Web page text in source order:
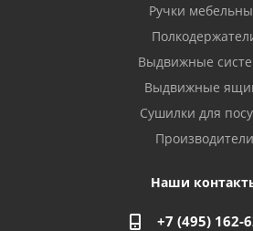
Ручки
Выдвижные
Выдвижные
Сушилки для
Производители
Наши
+7 (495) 162-